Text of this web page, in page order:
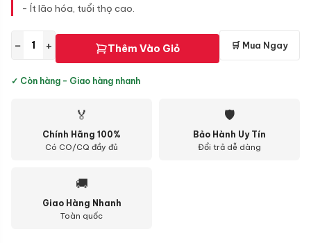
- Ít lão hóa, tuổi thọ cao.
− + Thêm Vào Giỏ 🛒 Mua Ngay
✓ Còn hàng - Giao hàng nhanh
🏅
Chính Hãng 100%
Có CO/CQ đầy đủ
🛡
Bảo Hành Uy Tín
Đổi trả dễ dàng
🚚
Giao Hàng Nhanh
Toàn quốc